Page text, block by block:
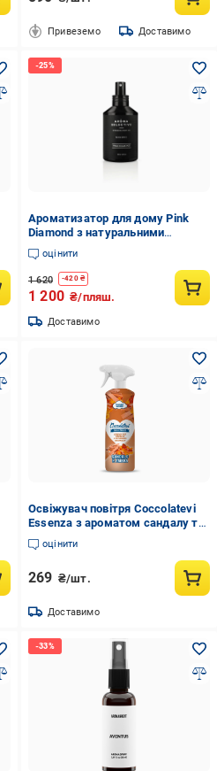
Привеземо Доставимо
Ароматизатор для дому Pink
Diamond з натуральними
ефірними оліями 200 мл (30163)
оцінити
1 620 -420₴
1 200 ₴/пляш.
Доставимо
Освіжувач повітря Coccolatevi
Essenza з ароматом сандалу та
бурштину 750 мл (24051297)
оцінити
269 ₴/шт.
Доставимо